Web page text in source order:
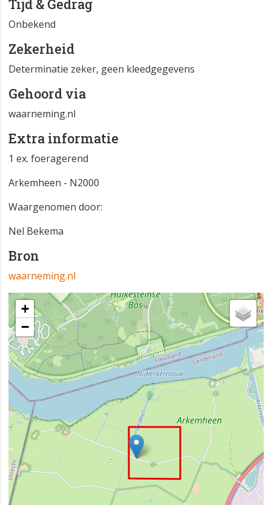
Tijd & Gedrag
Onbekend
Zekerheid
Determinatie zeker, geen kleedgegevens
Gehoord via
waarneming.nl
Extra informatie
1 ex. foeragerend
Arkemheen - N2000
Waargenomen door:
Nel Bekema
Bron
waarneming.nl
+
−